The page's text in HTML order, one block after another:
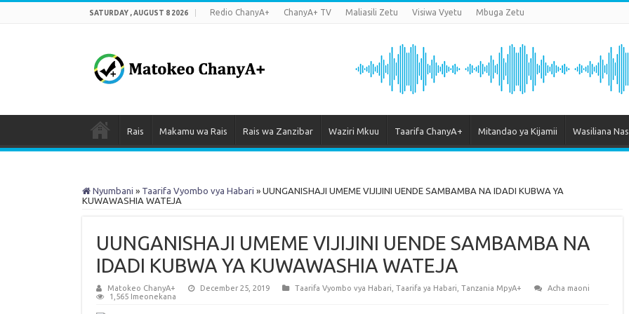
SATURDAY , AUGUST 8 2026 Redio ChanyA+ ChanyA+ TV Maliasili Zetu Visiwa Vyetu Mbuga Zetu
Rais Makamu wa Rais Rais wa Zanzibar Waziri Mkuu Taarifa ChanyA+ Mitandao ya Kijamii Wasiliana
Nyumbani » Taarifa Vyombo vya Habari » UUNGANISHAJI UMEME VIJIJINI UENDE SAMBAMBA NA IDADI KUBWA YA
KUWAWASHIA WATEJA
UUNGANISHAJI UMEME VIJIJINI UENDE SAMBAMBA NA
IDADI KUBWA YA KUWAWASHIA WATEJA
Matokeo ChanyA+ December 25, 2019 Taarifa Vyombo vya Habari Taarifa ya Habari Tanzania MpyA+
Acha maoni
1,565 Imeonekana